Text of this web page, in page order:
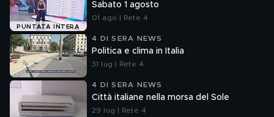
PUNTATA INTERA
Sabato 1 agosto
01 ago | Rete 4
4 DI SERA NEWS
Politica e clima in Italia
31 lug | Rete 4
4 DI SERA NEWS
Città italiane nella morsa del Sole
29 lug | Rete 4